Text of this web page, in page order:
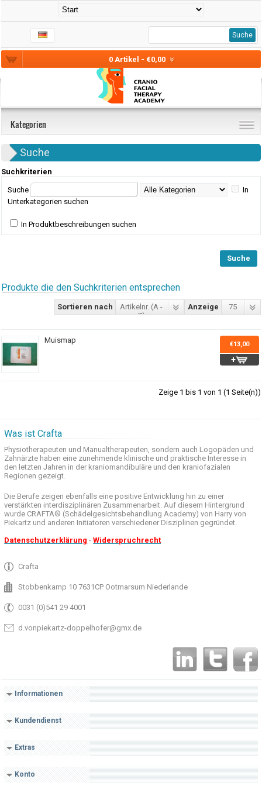
0 Artikel - €0,00
Suche
Kategorien
Suche
Suchkriterien
Suche
In
Unterkategorien suchen
In Produktbeschreibungen suchen
Produkte die den Suchkriterien entsprechen
Anzeige 75
Sortieren nach
Artikelnr. (A -
Z)
Muismap €13,00
Zeige 1 bis 1 von 1 (1 Seite(n))
Was ist Crafta
Physiotherapeuten und Manualtherapeuten, sondern auch Logopäden und
Zahnärzte haben eine zunehmende klinische und praktische Interesse in
den letzten Jahren in der kraniomandibuläre und den kraniofazialen
Regionen gezeigt.
Die Berufe zeigen ebenfalls eine positive Entwicklung hin zu einer
verstärkten interdisziplinären Zusammenarbeit. Auf diesem Hintergrund
wurde CRAFTA® (Schädelgesichtsbehandlung Academy) von Harry von
Piekartz und anderen Initiatoren verschiedener Disziplinen gegründet.
Datenschutzerklärung -Widerspruchrecht
Crafta
Stobbenkamp 10 7631CP Ootmarsum Niederlande
0031 (0)541 29 4001
d.vonpiekartz-doppelhofer@gmx.de
Informationen
Kundendienst
Extras
Konto